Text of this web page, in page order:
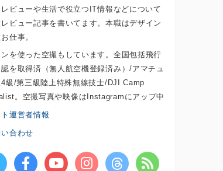
ビューや生活で役立つIT情報などについて
ビュー記事を書いてます。本職はデザイン
仕事。
ンを使った空撮もしています。全国包括飛行
を取得済（無人航空機登録済み）/アマチュ
4級/第三級陸上特殊無線技士/DJI Camp
。空撮写真や映像はInstagramにアップ中
運営者情報
い合わせ